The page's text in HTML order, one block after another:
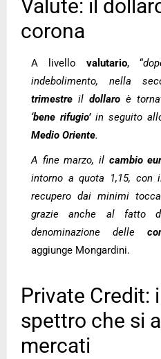
Valute: il
corona
A livellovalutario, “
indebolimento, nella
trimestre ildollaro è
‘bene rifugio’in seguito
Medio Oriente.
A fine marzo, il cambio
intorno a quota 1,15,
recupero dai minimi
grazie anche al fatto
denominazione delle
aggiunge Mongardini.
Private Credit:
spettro che si
mercati